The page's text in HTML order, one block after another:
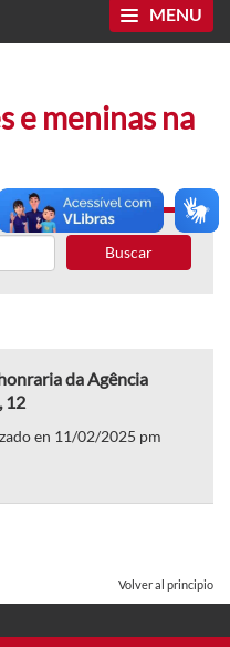
MENU
e meninas na
Buscar
da Agência
12
en 11/02/2025 pm
Volver al principio